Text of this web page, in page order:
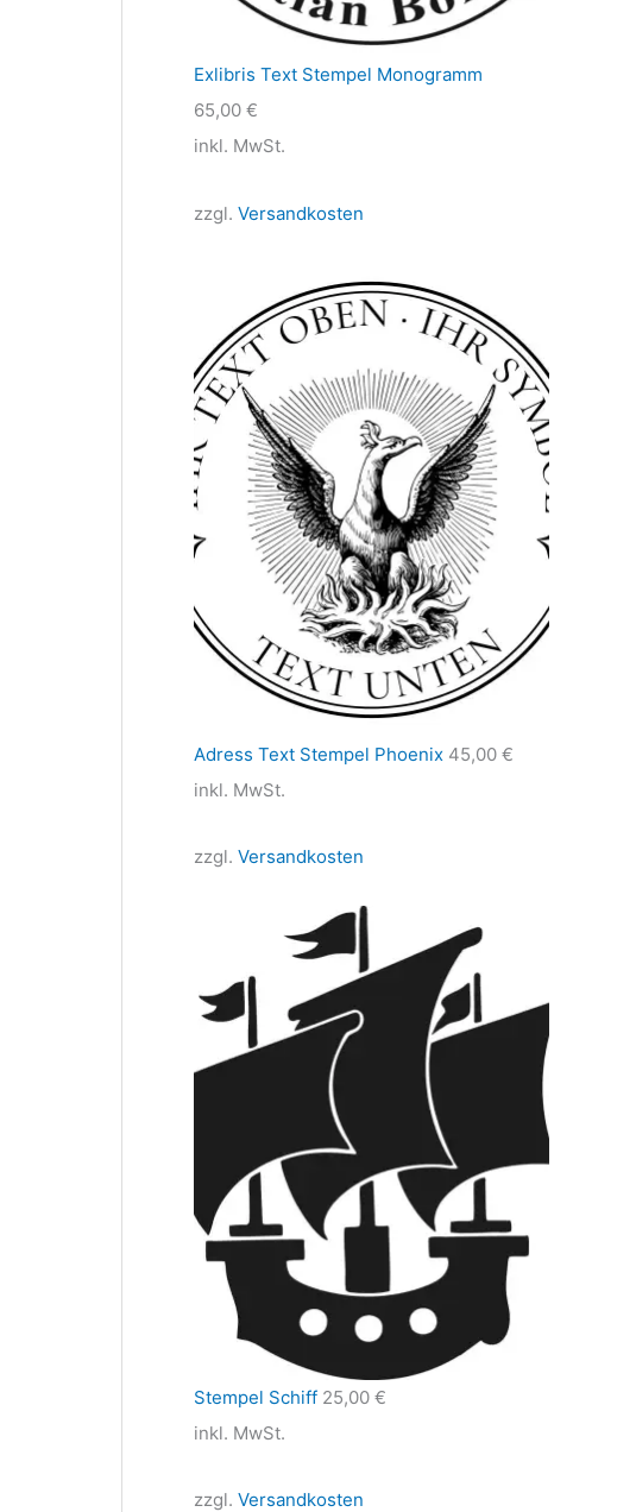
Exlibris Text Stempel Monogramm
65,00 €
inkl. MwSt.
zzgl. Versandkosten
Adress Text Stempel Phoenix 45,00 €
inkl. MwSt.
zzgl. Versandkosten
Stempel Schiff 25,00 €
inkl. MwSt.
zzgl. Versandkosten